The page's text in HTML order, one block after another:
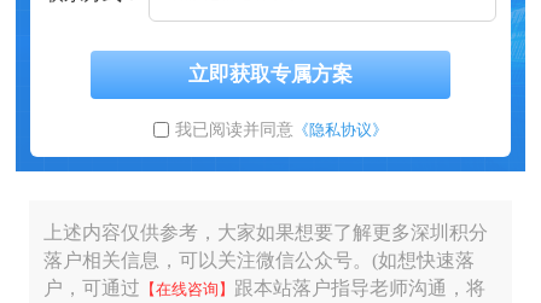
立即获取专属方案
我已阅读并同意 《隐私协议》
上述内容仅供参考，大家如果想要了解更多深圳积分
落户相关信息，可以关注微信公众号。(如想快速落
户，可通过 【在线咨询】 跟本站落户指导老师沟通，将